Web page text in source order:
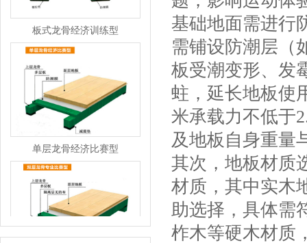
单层龙骨经济比赛型
基础地面需进行
需铺设防潮层（
板受潮变形、发
蛀，延长地板使
米承载力不低于
及地板自身重量
其次，地板材质
材质，其中实木
助选择，具体需
柞木等硬木材质